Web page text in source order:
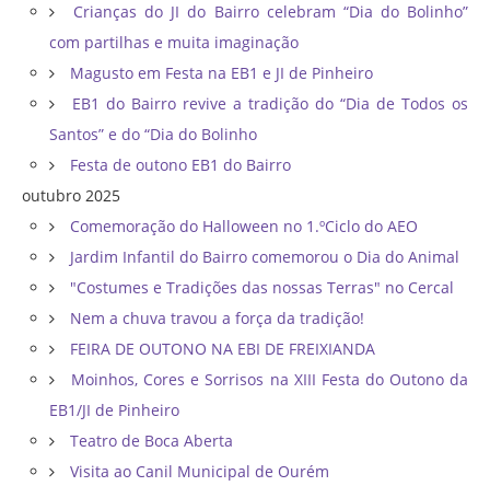
Crianças do JI do Bairro celebram “Dia do Bolinho”
com partilhas e muita imaginação
Magusto em Festa na EB1 e JI de Pinheiro
EB1 do Bairro revive a tradição do “Dia de Todos os
Santos” e do “Dia do Bolinho
Festa de outono EB1 do Bairro
outubro 2025
Comemoração do Halloween no 1.ºCiclo do AEO
Jardim Infantil do Bairro comemorou o Dia do Animal
"Costumes e Tradições das nossas Terras" no Cercal
Nem a chuva travou a força da tradição!
FEIRA DE OUTONO NA EBI DE FREIXIANDA
Moinhos, Cores e Sorrisos na XIII Festa do Outono da
EB1/JI de Pinheiro
Teatro de Boca Aberta
Visita ao Canil Municipal de Ourém